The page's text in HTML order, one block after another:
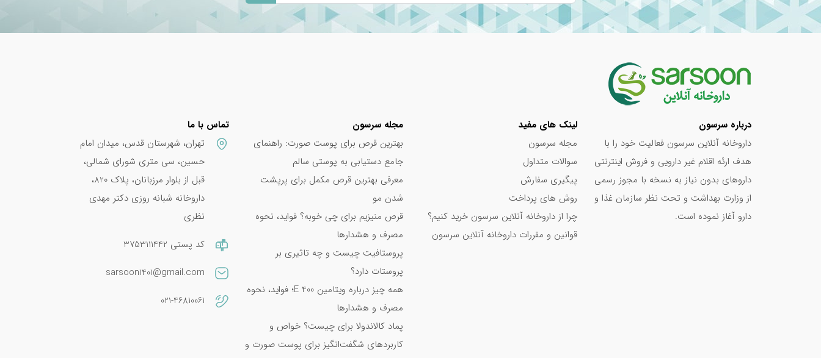
مناسب برای بیماری‌های گوارشی
دارای قابلیت جذب بسیار بالا
کپسول سیدرال کلاسیک فارمانوترا از ترکیبات فراوانی از جمله آهن، سوکروزومیال (آیرون پیروفسفات، نشاسته، برنج پری ژلاتینه،
ژلاتین خوراکی، میکروکریستالین سلولز، هیدروکسی پروپیل متیل سلولز، منیزیم استئارات گیاهی، سیلیکون دی اکساید و همچنین رنگ
دهنده دی اکسید تیتانیوم تولید شده است.
نتیجه گیری
کپسول سیدرال برای افرادی که دچار کم‌خونی هستند بسیار مناسب است. همچنین در کمک به درمان و پیشگیری از کم خونی نیز
نقش موثری دارد. این محصول به علت برخورداری از ویتامین ث و ویتامین ب12، سبب جذب آهن می‌شود. به همین علت آهن مورد
نیاز بدن را تامین می‌کند. در این مقاله ما سعی کردیم که شما را با خواص و ویژگی‌های کپسول سیدرال کلاسیک فارمانوترا آشنا کنیم.
درباره سرسون
داروخانه آنلاین سرسون فعالیت خود را با
هدف ارئه اقلام غیر دارویی و فروش اینترنتی
داروهای بدون نیاز به نسخه با مجوز رسمی
از وزارت بهداشت و تحت نظر سازمان غذا و
دارو آغاز نموده است.
لینک های مفید
مجله سرسون
سوالات متداول
پیگیری سفارش
روش های پرداخت
چرا از داروخانه آنلاین سرسون خرید کنیم؟
قوانین و مقررات داروخانه آنلاین سرسون
مجله سرسون
بهترین قرص برای پوست صورت: راهنمای
جامع دستیابی به پوستی سالم
معرفی بهترین قرص مکمل برای پرپشت
شدن مو
قرص منیزیم برای چی خوبه؟ فواید، نحوه
مصرف و هشدارها
پروستافیت چیست و چه تاثیری بر
پروستات دارد؟
همه چیز درباره ویتامین E 400؛ فواید، نحوه
مصرف و هشدارها
پماد کالاندولا برای چیست؟ خواص و
کاربردهای شگفت‌انگیز برای پوست صورت و
تماس با ما
تهران، شهرستان قدس، میدان امام
حسین، سی متری شورای شمالی،
قبل از بلوار مرزبانان، پلاک 820،
داروخانه شبانه روزی دکتر مهدی
نظری
کد پستی 3753111442
sarsoon1401@gmail.com
021-46810061